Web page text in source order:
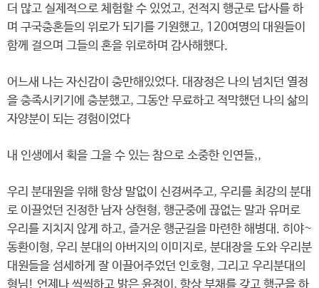
더 많고 실제적으로 체험할 수 있었고, 전적지 행군로 답사를 하
며 구국충혼들의 위로가 되기를 기원했고, 120여명의 대원들이
함께 걸으며 그들의 혼을 위로하며 감사해했다.
어느새 나는 자신감이 충만해있었다. 대장정은 나의 넘치던 열정
을 충족시키기에 충분했고, 그동안 무료하고 적막했던 나의 삶의
자양분이 되는 경험이었다
내 인생에서 획을 그을 수 있는 참으로 소중한 인연들,,
우리 분대원을 위해 항상 말없이 신경써주고, 우리를 최강의 분대
로 이끌었던 진정한 남자 상현형, 행군중에 끊없는 말과 유머로
우리를 지치지 않게 하고, 즐거운 행군길을 마련한 해병대. 히야~
동환이형, 우리 분대의 아버지의 이미지로, 분대장을 도와 우리분
대원들을 섬세하게 잘 이끌어주었던 인호형, 그리고 우리분대의
형님! 언제나 씩씩하고 밝은 윤정이, 항상 부채를 갖고 행군을 하